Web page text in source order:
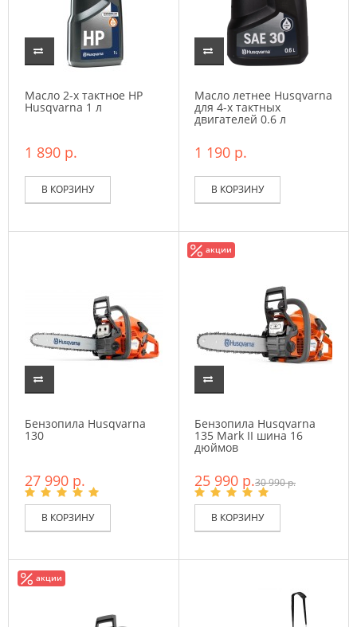
Масло 2-х тактное HP
Husqvarna 1 л
1 890 р.
В КОРЗИНУ
Масло летнее Husqvarna
для 4-х тактных
двигателей 0.6 л
1 190 р.
В КОРЗИНУ
Бензопила Husqvarna
130
27 990 р.
В КОРЗИНУ
акции
Бензопила Husqvarna
135 Mark II шина 16
дюймов
25 990 р.30 990 р.
В КОРЗИНУ
акции